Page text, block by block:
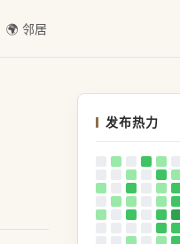
🌍 邻居
发布热力